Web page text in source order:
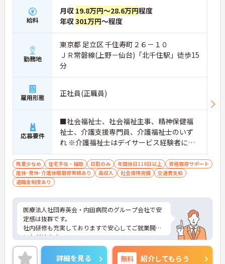
給料
月収 19.8万円～28.6万円程度
年収301万円～程度
勤務地
東京都 足立区 千住寿町２６－１０
ＪＲ常磐線(上野－仙台)「北千住駅」徒歩15
分
雇用形態 正社員(正職員)
応募要件
■社会福祉士、社会福祉主事、精神保健福
祉士、介護支援専門員、介護福祉士のいず
れ ※介護福祉士はデイサービス経験者に限
る ※運転免許取得者尚可
残業少なめ 住宅手当・補助 日勤のみ 年間休日110日以上
資格取得サポート
産休･育休･介護休暇取得実績あり
高収入 社会保険完備
交通費支給
退職金制度あり
医療法人社団寿英会・内田病院のグループ会社で安
定感は抜群です。
社内研修も充実しておりますで安心してご就業開始
いただけます。
ご興味のある方は是非お気軽にお問い合わせくださ
い。
詳細を見る 無料 紹介してもらう